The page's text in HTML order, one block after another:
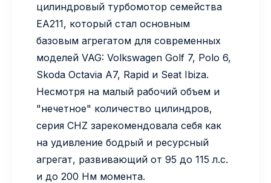
цилиндровый турбомотор семейства
EA211, который стал основным
базовым агрегатом для современных
моделей VAG: Volkswagen Golf 7, Polo 6,
Skoda Octavia A7, Rapid и Seat Ibiza.
Несмотря на малый рабочий объем и
"нечетное" количество цилиндров,
серия CHZ зарекомендовала себя как
на удивление бодрый и ресурсный
агрегат, развивающий от 95 до 115 л.с.
и до 200 Нм момента.